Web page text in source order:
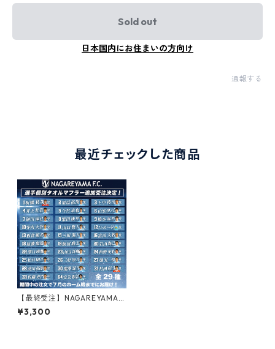
Sold out
日本国内にお住まいの方向け
通報する
最近チェックした商品
【最終受注】NAGAREYAMA.
F.C.選手個別タオルマフラー2
026Ver（全29種）
¥3,300